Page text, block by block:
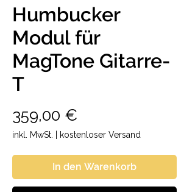
Humbucker
Modul für
MagTone Gitarre-
T
359,00 €
inkl. MwSt. kostenloser Versand
In den Warenkorb